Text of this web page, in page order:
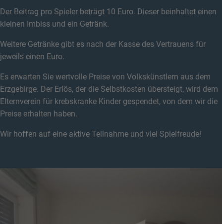
Der Beitrag pro Spieler beträgt 10 Euro. Dieser beinhaltet einen
kleinen Imbiss und ein Getränk.
Weitere Getränke gibt es nach der Kasse des Vertrauens für
jeweils einen Euro.
Es erwarten Sie wertvolle Preise von Volkskünstlern aus dem
Erzgebirge. Der Erlös, der die Selbstkosten übersteigt, wird dem
Elternverein für krebskranke Kinder gespendet, von dem wir die
Preise erhalten haben.
Wir hoffen auf eine aktive Teilnahme und viel Spielfreude!